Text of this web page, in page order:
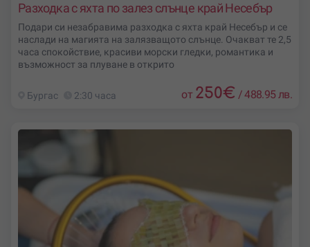
Разходка с яхта по залез слънце край Несебър
Подари си незабравима разходка с яхта край Несебър и се
наслади на магията на залязващото слънце. Очакват те 2,5
часа спокойствие, красиви морски гледки, романтика и
възможност за плуване в открито
Бургас 2:30 часа от 250€ /488.95 лв.